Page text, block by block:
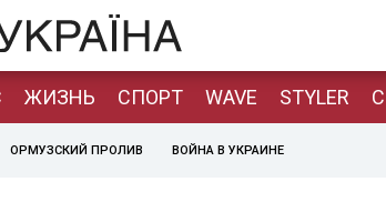
ЖИЗНЬ СПОРТ WAVE STYLER
ОРМУЗСКИЙ ПРОЛИВ ВОЙНА В УКРАИНЕ